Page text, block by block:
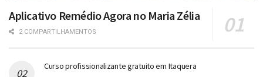
Aplicativo Remédio Agora no Maria Zélia
2 COMPARTILHAMENTOS
Curso profissionalizante gratuito em Itaquera